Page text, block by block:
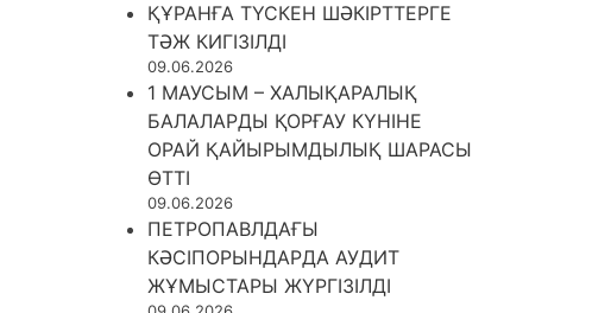
ҚҰРАНҒА ТҮСКЕН ШӘКІРТТЕРГЕ
ТӘЖ КИГІЗІЛДІ
09.06.2026
1 МАУСЫМ – ХАЛЫҚАРАЛЫҚ
БАЛАЛАРДЫ ҚОРҒАУ КҮНІНЕ
ОРАЙ ҚАЙЫРЫМДЫЛЫҚ ШАРАСЫ
ӨТТІ
09.06.2026
ПЕТРОПАВЛДАҒЫ
КӘСІПОРЫНДАРДА АУДИТ
ЖҰМЫСТАРЫ ЖҮРГІЗІЛДІ